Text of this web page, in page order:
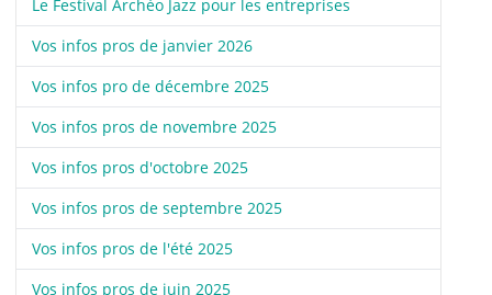
Le Festival Archéo Jazz pour les entreprises
Vos infos pros de janvier 2026
Vos infos pro de décembre 2025
Vos infos pros de novembre 2025
Vos infos pros d'octobre 2025
Vos infos pros de septembre 2025
Vos infos pros de l'été 2025
Vos infos pros de juin 2025